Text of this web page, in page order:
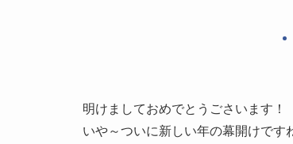
明けましておめでとうごさいます！
いや～ついに新しい年の幕開けです